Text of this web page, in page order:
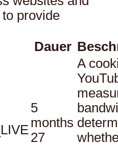
provide
Dauer
5
months
27
A